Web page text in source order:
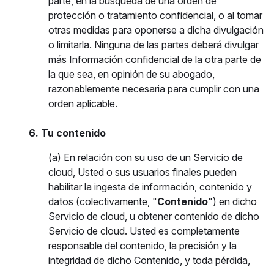
protección o tratamiento confidencial, o al tomar
otras medidas para oponerse a dicha divulgación
o limitarla. Ninguna de las partes deberá divulgar
más Información confidencial de la otra parte de
la que sea, en opinión de su abogado,
razonablemente necesaria para cumplir con una
orden aplicable.
6. Tu contenido
(a) En relación con su uso de un Servicio de
cloud, Usted o sus usuarios finales pueden
habilitar la ingesta de información, contenido y
datos (colectivamente, "Contenido") en dicho
Servicio de cloud, u obtener contenido de dicho
Servicio de cloud. Usted es completamente
responsable del contenido, la precisión y la
integridad de dicho Contenido, y toda pérdida,